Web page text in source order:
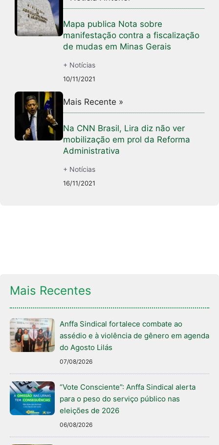
Mapa publica Nota sobre
manifestação contra a fiscalização
de mudas em Minas Gerais
+ Notícias
10/11/2021
Mais Recente »
Na CNN Brasil, Lira diz não ver
mobilização em prol da Reforma
Administrativa
+ Notícias
16/11/2021
Mais Recentes
Anffa Sindical fortalece combate ao
assédio e à violência de gênero em agenda
do Agosto Lilás
07/08/2026
“Vote Consciente”: Anffa Sindical alerta
para o peso do serviço público nas
eleições de 2026
06/08/2026